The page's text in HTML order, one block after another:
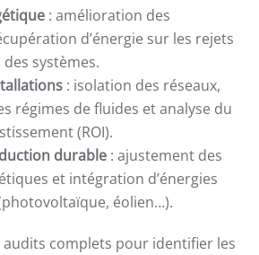
: amélioration des
d’énergie sur les rejets
systèmes.
: isolation des réseaux,
régimes de fluides et analyse du
(ROI).
durable : ajustement des
et intégration d’énergies
éolien…).
audits complets pour identifier les